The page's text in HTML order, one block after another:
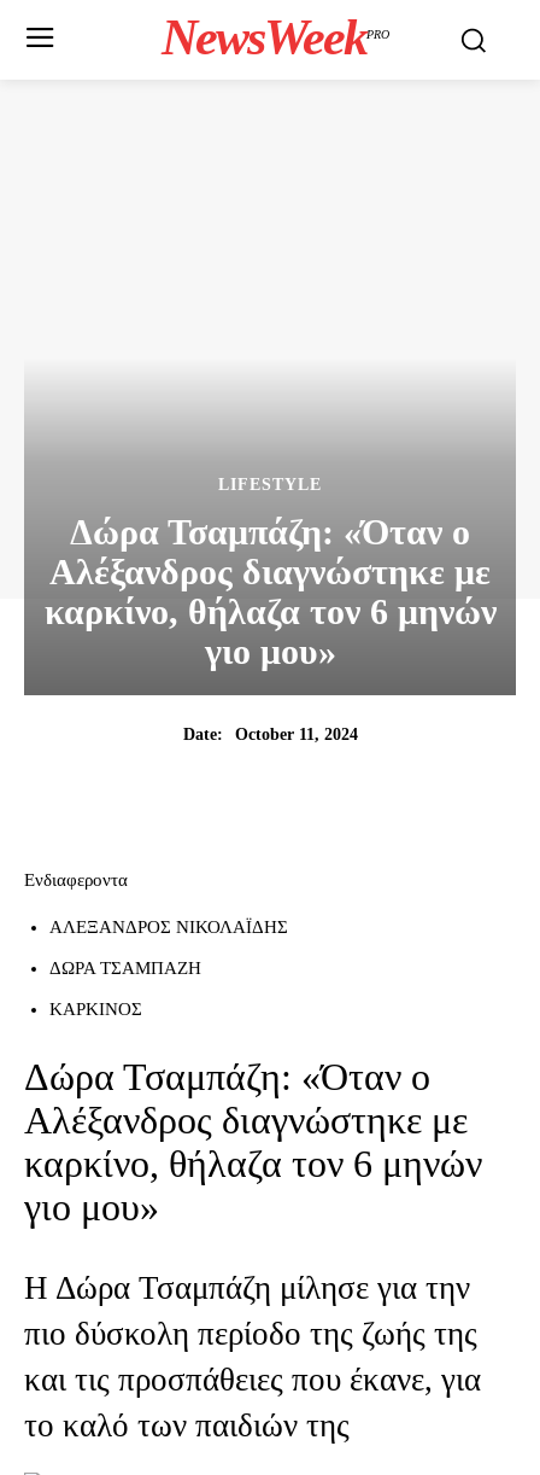
NewsWeekPRO
LIFESTYLE
Δώρα Τσαμπάζη: «Όταν ο
Αλέξανδρος διαγνώστηκε με
καρκίνο, θήλαζα τον 6 μηνών
γιο μου»
Date: October 11, 2024
Ενδιαφεροντα
ΑΛΕΞΑΝΔΡΟΣ ΝΙΚΟΛΑΪΔΗΣ
ΔΩΡΑ ΤΣΑΜΠΑΖΗ
ΚΑΡΚΙΝΟΣ
Δώρα Τσαμπάζη: «Όταν ο
Αλέξανδρος διαγνώστηκε με
καρκίνο, θήλαζα τον 6 μηνών
γιο μου»
Η Δώρα Τσαμπάζη μίλησε για την
πιο δύσκολη περίοδο της ζωής της
και τις προσπάθειες που έκανε, για
το καλό των παιδιών της